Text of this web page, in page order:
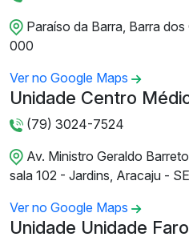
Paraíso da Barra, Barra
000
Ver no Google Maps
Unidade Centro
(79) 3024-7524
Av. Ministro Geraldo
sala 102 - Jardins, Aracaju -
Ver no Google Maps
Unidade Unidade